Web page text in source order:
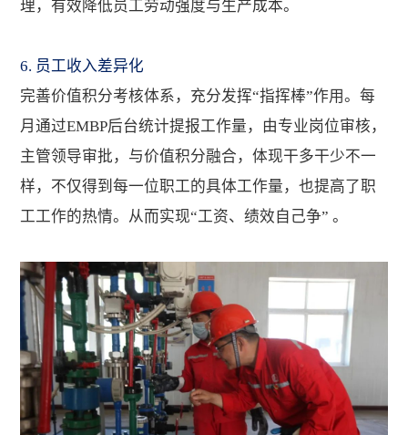
理，有效降低员工劳动强度与生产成本。
6. 员工收入差异化
完善价值积分考核体系，充分发挥“指挥棒”作用。每
月通过EMBP后台统计提报工作量，由专业岗位审核，
主管领导审批，与价值积分融合，体现干多干少不一
样，不仅得到每一位职工的具体工作量，也提高了职
工工作的热情。从而实现“工资、绩效自己争” 。